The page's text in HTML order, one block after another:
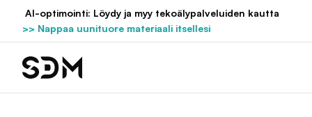
Hyppää
sisältöön
AI-optimointi: Löydy ja myy tekoälypalveluiden kautta
>> Nappaa uunituore materiaali itsellesi